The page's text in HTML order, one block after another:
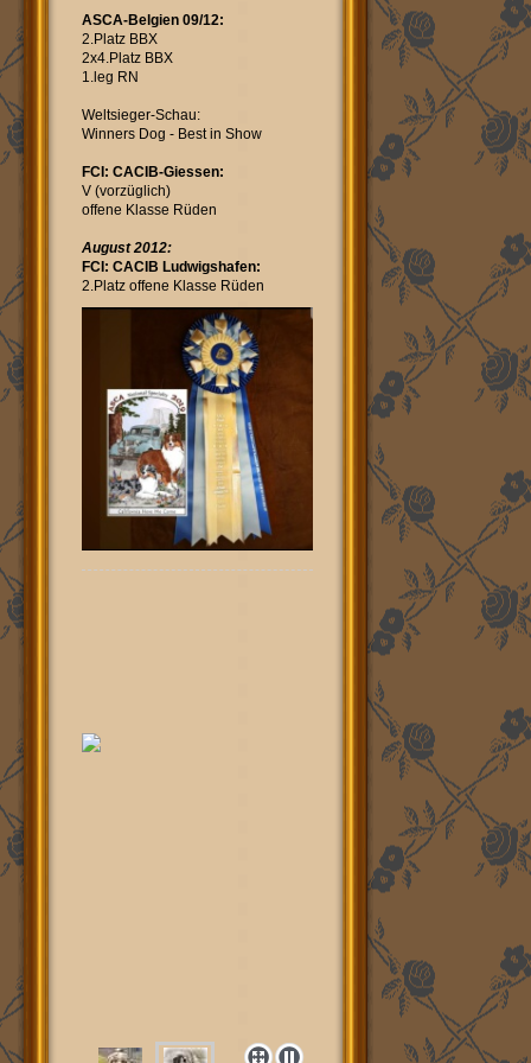
ASCA-Belgien 09/12:
2.Platz BBX
2x4.Platz BBX
1.leg RN
Weltsieger-Schau:
Winners Dog - Best in Show
FCI: CACIB-Giessen:
V (vorzüglich)
offene Klasse Rüden
August 2012:
FCI: CACIB Ludwigshafen:
2.Platz offene Klasse Rüden